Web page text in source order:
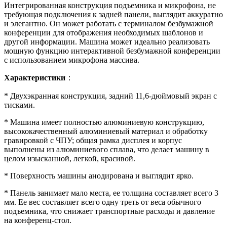
Интегрированная конструкция подъемника и микрофона, не
требующая подключения к задней панели, выглядит аккуратно
и элегантно. Он может работать с терминалом безбумажной
конференции для отображения необходимых шаблонов и
другой информации. Машина может идеально реализовать
мощную функцию интерактивной безбумажной конференции
с использованием микрофона массива.
Характеристики ：
* Двухэкранная конструкция, задний 11,6-дюймовый экран с
тисками.
* Машина имеет полностью алюминиевую конструкцию,
высококачественный алюминиевый материал и обработку
гравировкой с ЧПУ; общая рамка дисплея и корпус
выполнены из алюминиевого сплава, что делает машину в
целом изысканной, легкой, красивой.
* Поверхность машины анодирована и выглядит ярко.
* Панель занимает мало места, ее толщина составляет всего 3
мм. Ее вес составляет всего одну треть от веса обычного
подъемника, что снижает транспортные расходы и давление
на конференц-стол.